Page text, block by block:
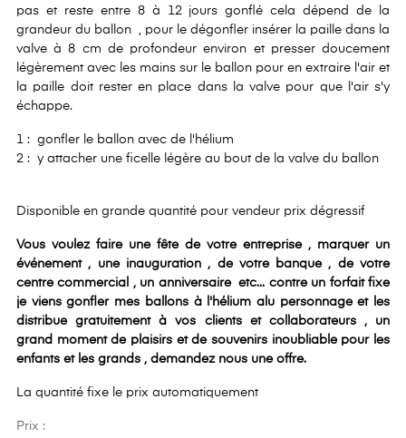
pas et reste entre 8 à 12 jours gonflé cela dépend de la
grandeur du ballon , pour le dégonfler insérer la paille dans la
valve à 8 cm de profondeur environ et presser doucement
légèrement avec les mains sur le ballon pour en extraire l'air et
la paille doit rester en place dans la valve pour que l'air s'y
échappe.
1 : gonfler le ballon avec de l'hélium
2 : y attacher une ficelle légère au bout de la valve du ballon
Disponible en grande quantité pour vendeur prix dégressif
Vous voulez faire une fête de votre entreprise , marquer un
événement , une inauguration , de votre banque , de votre
centre commercial , un anniversaire etc... contre un forfait fixe
je viens gonfler mes ballons à l'hélium alu personnage et les
distribue gratuitement à vos clients et collaborateurs , un
grand moment de plaisirs et de souvenirs inoubliable pour les
enfants et les grands , demandez nous une offre.
La quantité fixe le prix automatiquement
Prix :